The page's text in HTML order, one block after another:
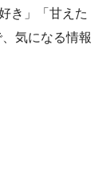
き」「甘えた
気になる情報